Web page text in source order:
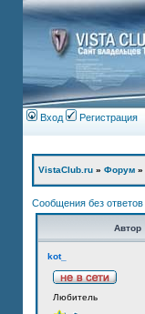
Вход Регистрация
VistaClub.ru » Форум »
Сообщения без ответов
Автор
kot_
Любитель